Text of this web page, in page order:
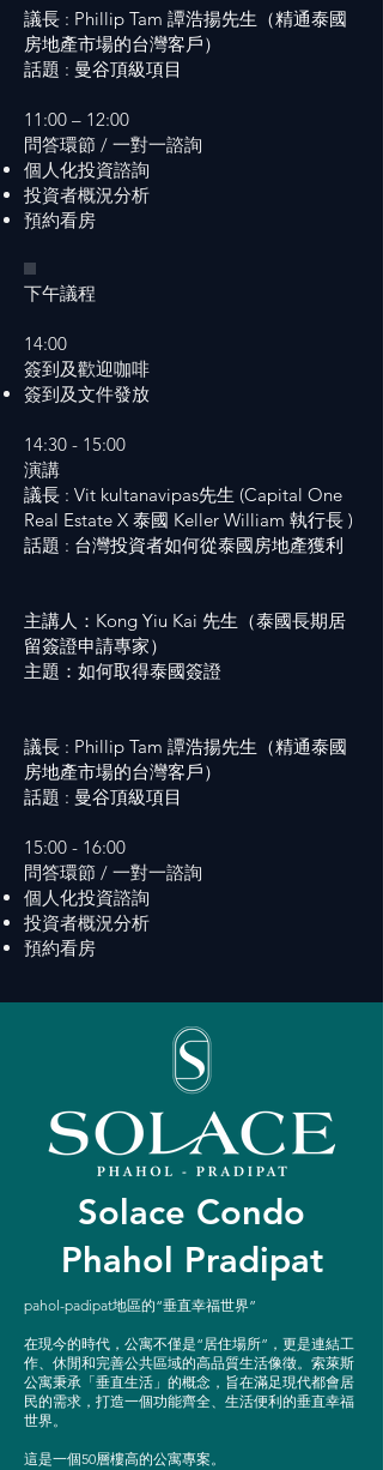
議長 : Phillip Tam 譚浩揚先生（精通泰國
房地產市場的台灣客戶）
話題 : 曼谷頂級項目
11:00 – 12:00
問答環節 / 一對一諮詢
個人化投資諮詢
投資者概況分析
預約看房
下午議程
14:00
簽到及歡迎咖啡
簽到及文件發放
14:30 - 15:00
演講
議長 : Vit kultanavipas先生 (Capital One
Real Estate X 泰國 Keller William 執行長 )
話題 : 台灣投資者如何從泰國房地產獲利
主講人：Kong Yiu Kai 先生（泰國長期居
留簽證申請專家）
主題：如何取得泰國簽證
議長 : Phillip Tam 譚浩揚先生（精通泰國
房地產市場的台灣客戶）
話題 : 曼谷頂級項目
15:00 - 16:00
問答環節 / 一對一諮詢
個人化投資諮詢
投資者概況分析
預約看房
Solace Condo
Phahol Pradipat
pahol-padipat地區的“垂直幸福世界”
在現今的時代，公寓不僅是“居住場所”，更是連結工
作、休閒和完善公共區域的高品質生活像徵。索萊斯
公寓秉承「垂直生活」的概念，旨在滿足現代都會居
民的需求，打造一個功能齊全、生活便利的垂直幸福
世界。
這是一個50層樓高的公寓專案。